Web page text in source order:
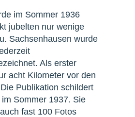
im Sommer 1936
jubelten nur wenige
Sachsenhausen wurde
Als erster
acht Kilometer vor den
Publikation schildert
Sommer 1937. Sie
fast 100 Fotos